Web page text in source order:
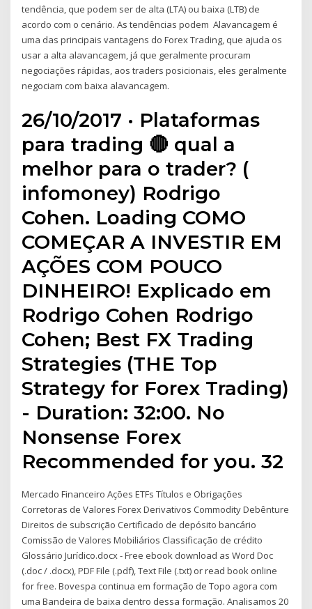
tendência, que podem ser de alta (LTA) ou baixa (LTB) de
acordo com o cenário. As tendências podem Alavancagem é
uma das principais vantagens do Forex Trading, que ajuda os
usar a alta alavancagem, já que geralmente procuram
negociações rápidas, aos traders posicionais, eles geralmente
negociam com baixa alavancagem.
26/10/2017 · Plataformas
para trading 🔴 qual a
melhor para o trader? (
infomoney) Rodrigo
Cohen. Loading COMO
COMEÇAR A INVESTIR EM
AÇÕES COM POUCO
DINHEIRO! Explicado em
Rodrigo Cohen Rodrigo
Cohen; Best FX Trading
Strategies (THE Top
Strategy for Forex Trading)
- Duration: 32:00. No
Nonsense Forex
Recommended for you. 32
Mercado Financeiro Ações ETFs Títulos e Obrigações
Corretoras de Valores Forex Derivativos Commodity Debênture
Direitos de subscrição Certificado de depósito bancário
Comissão de Valores Mobiliários Classificação de crédito
Glossário Jurídico.docx - Free ebook download as Word Doc
(.doc / .docx), PDF File (.pdf), Text File (.txt) or read book online
for free. Bovespa continua em formação de Topo agora com
uma Bandeira de baixa dentro dessa formação. Analisamos 20